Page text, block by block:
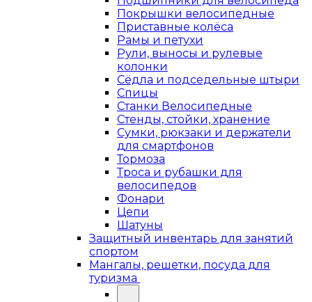
Покрышки велосипедные
Приставные колёса
Рамы и петухи
Рули, выносы и рулевые
колонки
Сёдла и подседельные штыри
Спицы
Станки Велосипедные
Стенды, стойки, хранение
Сумки, рюкзаки и держатели
для смартфонов
Тормоза
Троса и рубашки для
велосипедов
Фонари
Цепи
Шатуны
Защитный инвентарь для занятий
спортом
Мангалы, решетки, посуда для
туризма